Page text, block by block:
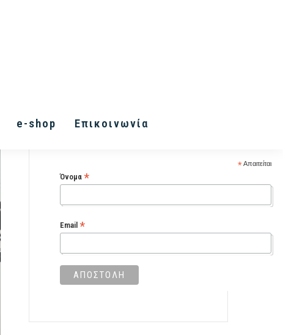
e-shop Επικοινωνία
Εγγραφή στα Inner Vision
*Απαιτείται
Όνομα*
Email*